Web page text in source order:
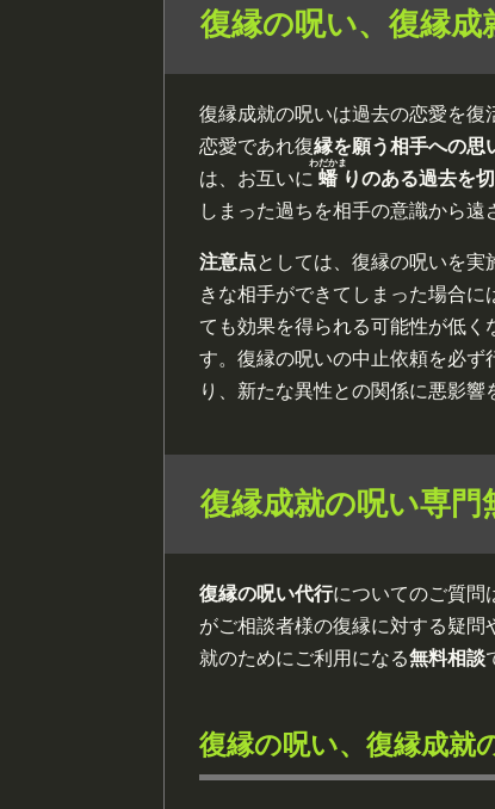
復縁の呪い、復縁成
復縁成就の呪いは過去の恋愛を復
恋愛であれ復縁を願う相手への思
は、お互いに 蟠
わだかま
りのある過去を
しまった過ちを相手の意識から遠
注意点としては、復縁の呪いを実
きな相手ができてしまった場合に
ても効果を得られる可能性が低く
す。復縁の呪いの中止依頼を必ず
り、新たな異性との関係に悪影響
復縁成就の呪い専門
復縁の呪い代行についてのご質問
がご相談者様の復縁に対する疑
就のためにご利用になる無料相談
復縁の呪い、復縁成就